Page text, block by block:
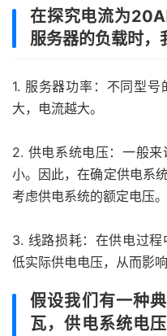
在探究电流为
服务器的负载时，
1. 服务器功率：不同型
大，电流越大。
2. 供电系统电压：一般
小。因此，在确定供电系
考虑供电系统的额定电压。
3. 线路损耗：在供电过
低实际供电电压，从而影
假设我们有一种
瓦，供电系统电